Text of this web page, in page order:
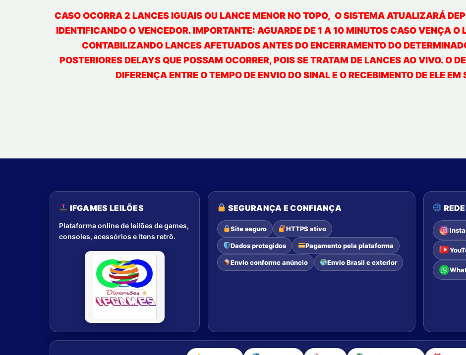
CASO OCORRA 2 LANCES IGUAIS OU LANCE MENOR NO TOPO, O SISTEMA ATUALIZARÁ
IDENTIFICANDO O VENCEDOR. IMPORTANTE: AGUARDE DE 1 A 10 MINUTOS CASO VENÇA O
CONTABILIZANDO LANCES AFETUADOS ANTES DO ENCERRAMENTO DO
POSTERIORES DELAYS QUE POSSAM OCORRER, POIS SE TRATAM DE LANCES AO VIVO. O
DIFERENÇA ENTRE O TEMPO DE ENVIO DO SINAL E O RECEBIMENTO DE ELE EM
IFGAMES LEILÕES
Plataforma online de leilões de games,
consoles, acessórios e itens retrô.
SEGURANÇA E CONFIANÇA
Site seguro HTTPS ativo
Dados protegidos Pagamento pela plataforma
Envio conforme anúncio Envio Brasil e exterior